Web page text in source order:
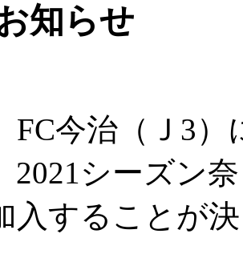
知らせ
FC今治（Ｊ3
2021シーズン
入することが